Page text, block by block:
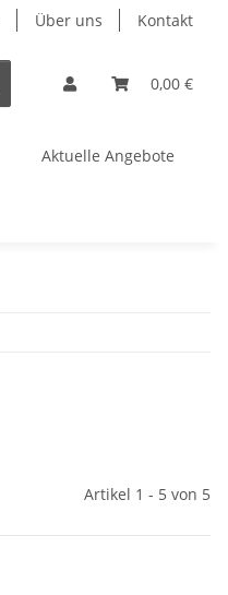
Über uns Kontakt
0,00 €
Aktuelle Angebote
Artikel 1 - 5 von 5